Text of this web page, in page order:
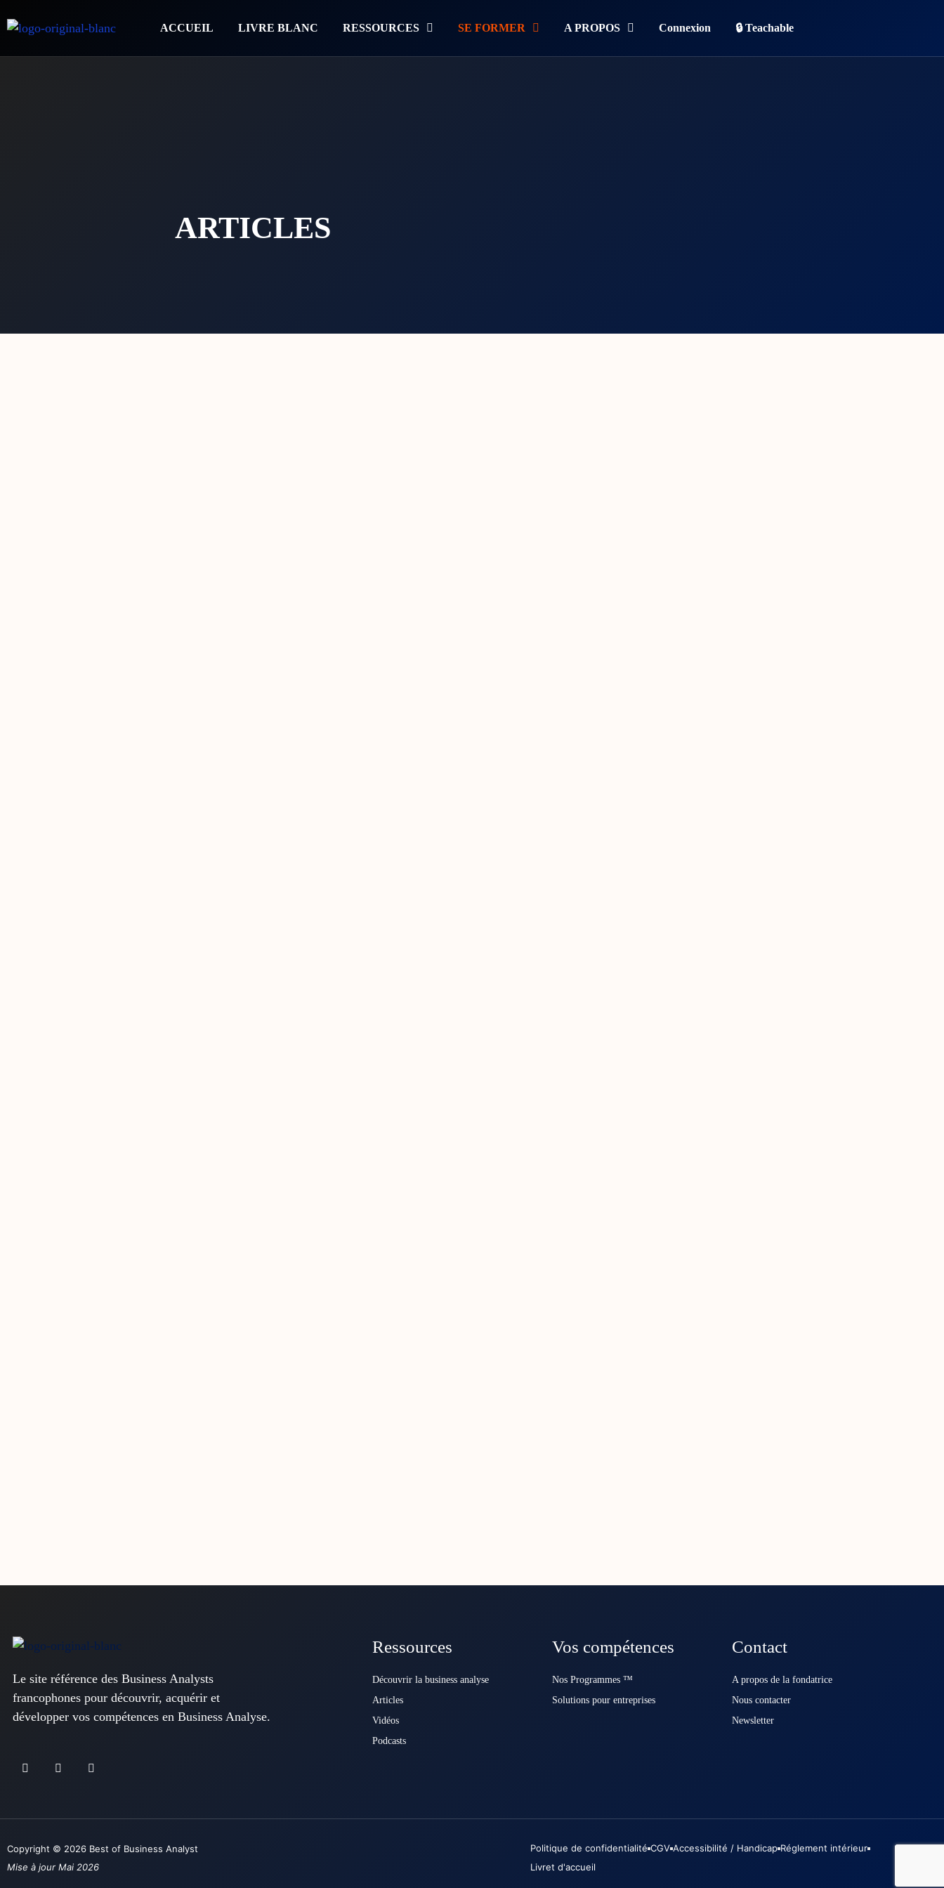
ACCUEIL LIVRE BLANC RESSOURCES SE FORMER A PROPOS Connexion 🔒 Teachable
ARTICLES
Le site référence des Business Analysts
francophones pour découvrir, acquérir et
développer vos compétences en Business Analyse.
Ressources
Découvrir la business analyse
Articles
Vidéos
Podcasts
Vos compétences
Nos Programmes ™️
Solutions pour entreprises
Contact
A propos de la fondatrice
Nous contacter
Newsletter
Copyright © 2026 Best of Business Analyst
Mise à jour Mai 2026
Politique de confidentialité CGV Accessibilité / Handicap Réglement intérieur
Livret d'accueil